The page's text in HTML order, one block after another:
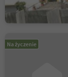
Na życzenie